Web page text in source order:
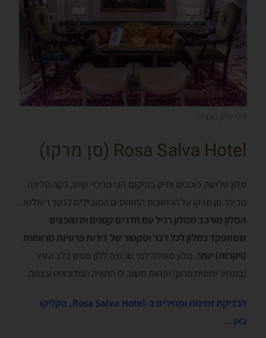
Rosa Salva Hotel (סן מרקו)
מלון שלושה כוכבים ותיק במיקום הכי מרכזי שיש, דקה הליכה
מכיכר סן מרקו על הרחובות התוססים המובילים לגשר ריאלטו.
המלון מורכב ממלון רגיל עם חדרים קטנים ומשופצים
שמתפקד כמלון לכל דבר וסקטור של דירות פרטיות מרווחות
(ויקרות) יותר. מלון מעולה למי שרוצה ללון ממש בלב העיר
(במחיר יחסית מתון) ופחות חשוב לו החוויה המלונאית עצמה.
לבדיקת זמינות ומחירים ב-Rosa Salva Hotel, הקליקו
כאן…